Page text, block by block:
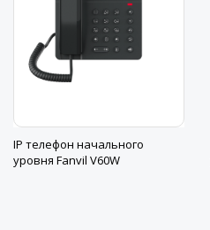
IP телефон начального
уровня Fanvil V60W